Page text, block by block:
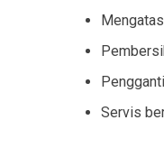
Servis